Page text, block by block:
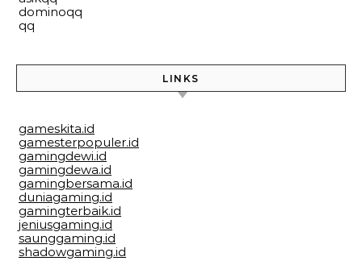
dominoqq
qq
LINKS
gameskita.id
gamesterpopuler.id
gamingdewi.id
gamingdewa.id
gamingbersama.id
duniagaming.id
gamingterbaik.id
jeniusgaming.id
saunggaming.id
shadowgaming.id